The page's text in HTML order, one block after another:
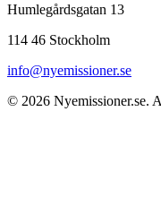
Humlegårdsgatan 13
114 46 Stockholm
info@nyemissioner.se
© 2026 Nyemissioner.se.